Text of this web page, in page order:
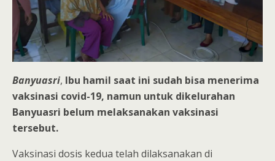
Banyuasri, Ibu hamil saat ini sudah bisa menerima
vaksinasi covid-19, namun untuk dikelurahan
Banyuasri belum melaksanakan vaksinasi
tersebut.
Vaksinasi dosis kedua telah dilaksanakan di